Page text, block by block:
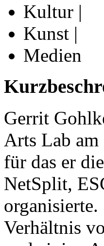
Kultur |
Kunst |
Medien
Gerrit
Arts Lab am
für das er
NetSplit,
Verhältnis